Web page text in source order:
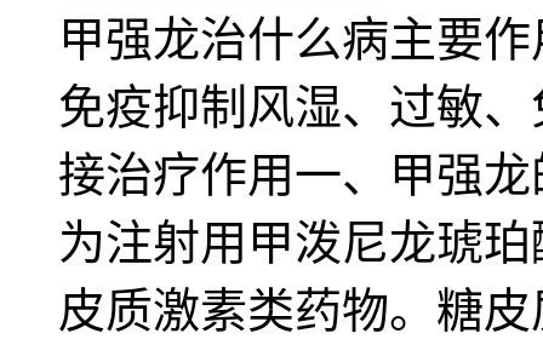
甲强龙治什么病主要
免疫抑制风湿、过敏
接治疗作用一、甲强
为注射用甲泼尼龙琥
皮质激素类药物。糖